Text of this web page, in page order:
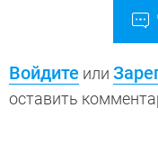
Войдите или
оставить